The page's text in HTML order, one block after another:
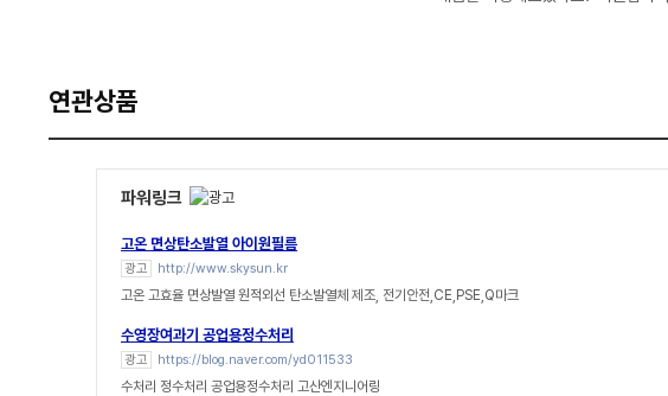
연관상품
파워링크
고온 면상탄소발열 아이원필름
광고 http://www.skysun.kr
고온 고효율 면상발열 원적외선 탄소발열체 제조, 전기안전,CE,PSE,Q마크
수영장여과기 공업용정수처리
광고 https://blog.naver.com/yd011533
수처리 정수처리 공업용정수처리 고산엔지니어링